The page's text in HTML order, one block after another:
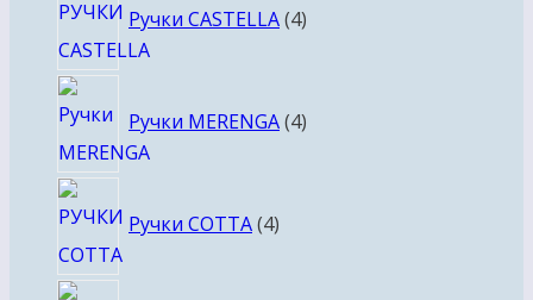
Ручки CASTELLA 4товара
Ручки MERENGA 4товара
Ручки COTTA 4товара